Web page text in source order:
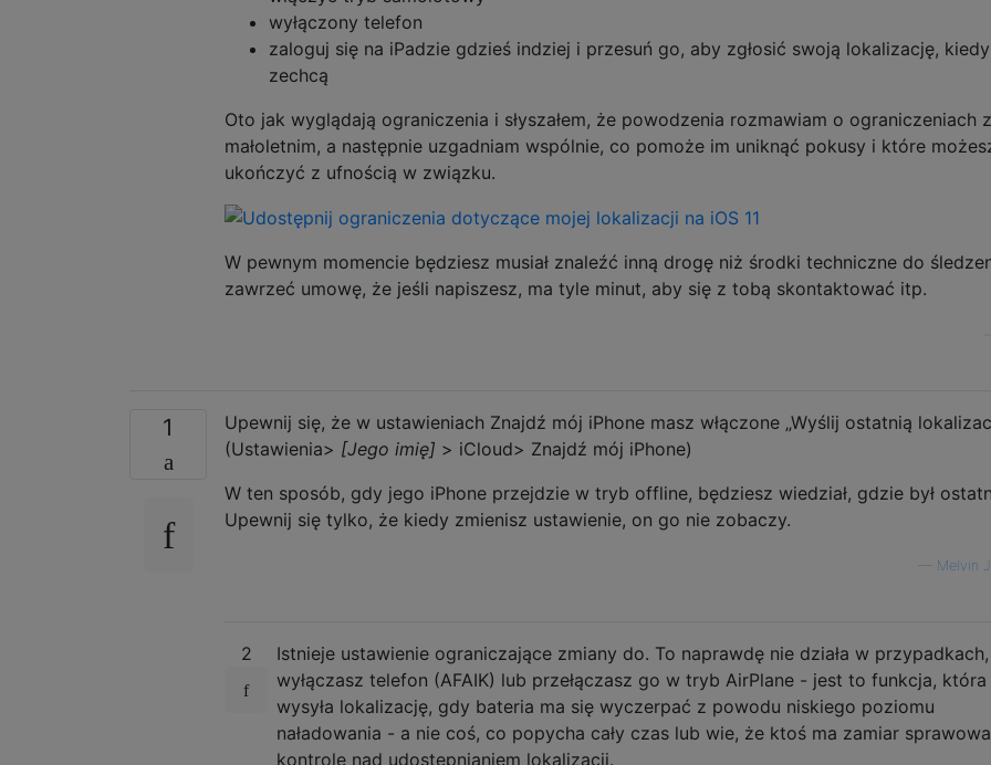
wyłączony telefon
zaloguj się na iPadzie gdzieś indziej i przesuń go, aby zgłosić swoją lokalizację, kiedy
zechcą
Oto jak wyglądają ograniczenia i słyszałem, że powodzenia rozmawiam o ograniczeniach z
małoletnim, a następnie uzgadniam wspólnie, co pomoże im uniknąć pokusy i które
ukończyć z ufnością w związku.
W pewnym momencie będziesz musiał znaleźć inną drogę niż środki techniczne do
zawrzeć umowę, że jeśli napiszesz, ma tyle minut, aby się z tobą skontaktować itp.
1
Upewnij się, że w ustawieniach Znajdź mój iPhone masz włączone „Wyślij ostatnią
(Ustawienia> [Jego imię] > iCloud> Znajdź mój iPhone)
W ten sposób, gdy jego iPhone przejdzie w tryb offline, będziesz wiedział, gdzie był
Upewnij się tylko, że kiedy zmienisz ustawienie, on go nie zobaczy.
Melvin
2
Istnieje ustawienie ograniczające zmiany do. To naprawdę nie działa w
wyłączasz telefon (AFAIK) lub przełączasz go w tryb AirPlane - jest to funkcja, która
wysyła lokalizację, gdy bateria ma się wyczerpać z powodu niskiego poziomu
naładowania - a nie coś, co popycha cały czas lub wie, że ktoś ma zamiar
kontrolę nad udostępnianiem lokalizacji.